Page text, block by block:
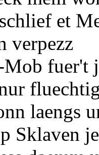
et
verpezz
fuer't
laengs
Sklaven